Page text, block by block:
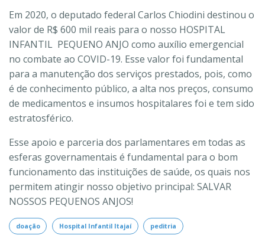
Em 2020, o deputado federal Carlos Chiodini destinou o
valor de R$ 600 mil reais para o nosso HOSPITAL
INFANTIL PEQUENO ANJO como auxílio emergencial
no combate ao COVID-19. Esse valor foi fundamental
para a manutenção dos serviços prestados, pois, como
é de conhecimento público, a alta nos preços, consumo
de medicamentos e insumos hospitalares foi e tem sido
estratosférico.
Esse apoio e parceria dos parlamentares em todas as
esferas governamentais é fundamental para o bom
funcionamento das instituições de saúde, os quais nos
permitem atingir nosso objetivo principal: SALVAR
NOSSOS PEQUENOS ANJOS!
doação Hospital Infantil Itajaí peditria